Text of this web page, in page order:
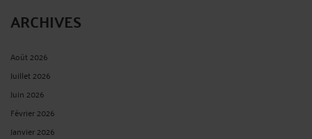
ARCHIVES
Août 2026
Juillet 2026
Juin 2026
Février 2026
Janvier 2026